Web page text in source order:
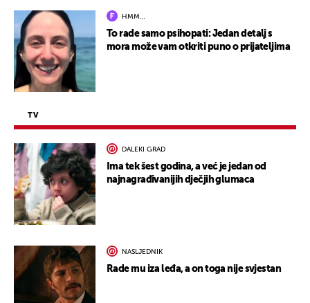
HMM…
To rade samo psihopati: Jedan detalj s
mora može vam otkriti puno o prijateljima
TV
DALEKI GRAD
Ima tek šest godina, a već je jedan od
najnagrađivanijih dječjih glumaca
NASLJEDNIK
Rade mu iza leđa, a on toga nije svjestan